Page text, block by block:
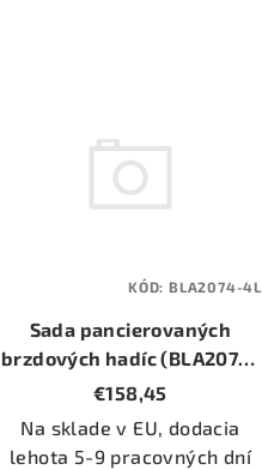
Sada pancierovaných
brzdových hadíc (BLA2074-
4L)
€158,45
Na sklade v EU, dodacia
lehota 5-9 pracovných dní
KÓD: BLA2074-4L